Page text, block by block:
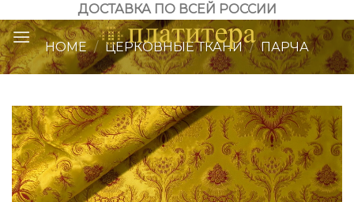
to
content
ДОСТАВКА ПО ВСЕЙ РОССИИ
HOME / ЦЕРКОВНЫЕ ТКАНИ / ПАРЧА